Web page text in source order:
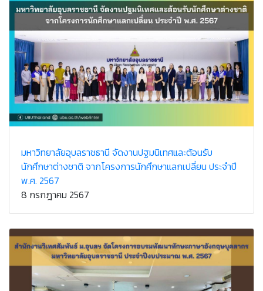
มหาวิทยาลัยอุบลราชธานี จัดงานปฐมนิเทศและต้อนรับ
นักศึกษาต่างชาติ จากโครงการนักศึกษาแลกเปลี่ยน ประจำปี
พ.ศ. 2567
8 กรกฎาคม 2567